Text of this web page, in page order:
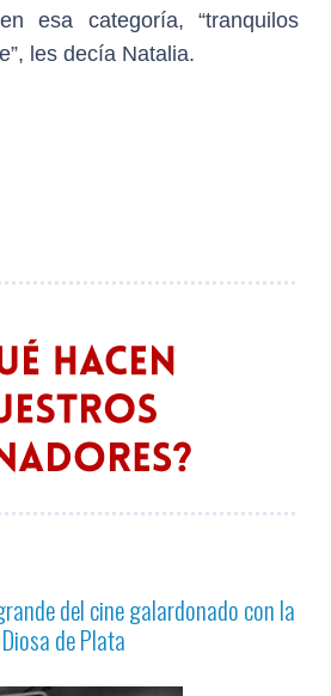
esa categoría, “tranquilos
les decía Natalia.
del cine galardonado con la
Diosa de Plata